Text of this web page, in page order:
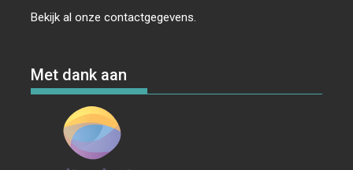
Bekijk al onzecontactgegevens
Met dank aan